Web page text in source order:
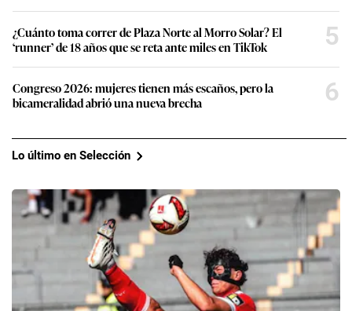
¿Cuánto toma correr de Plaza Norte al Morro Solar? El
‘runner’ de 18 años que se reta ante miles en TikTok
5
Congreso 2026: mujeres tienen más escaños, pero la
bicameralidad abrió una nueva brecha
6
Lo último en Selección